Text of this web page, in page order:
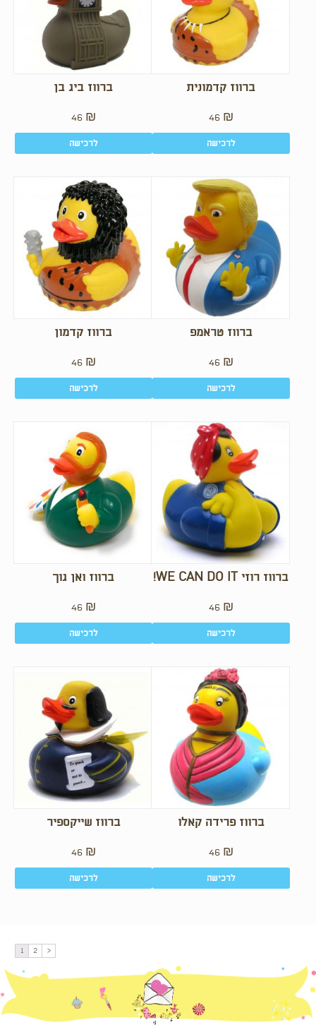
ברווז ביג בן
46 ₪
לרכישה
ברווז קדמונית
46 ₪
לרכישה
ברווז קדמון
46 ₪
לרכישה
ברווז טראמפ
46 ₪
לרכישה
ברווז ואן גוך
46 ₪
לרכישה
ברווז רוזי WE CAN DO IT!
46 ₪
לרכישה
ברווז שייקספיר
46 ₪
לרכישה
ברווז פרידה קאלו
46 ₪
לרכישה
1 2 <